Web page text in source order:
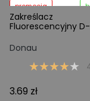
promocja
Zakreślacz
Fluorescencyjny
Donau
3.69 zł